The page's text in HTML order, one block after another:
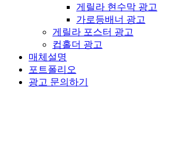
게릴라 현수막 광고
가로등배너 광고
게릴라 포스터 광고
컵홀더 광고
매체설명
포트폴리오
광고 문의하기